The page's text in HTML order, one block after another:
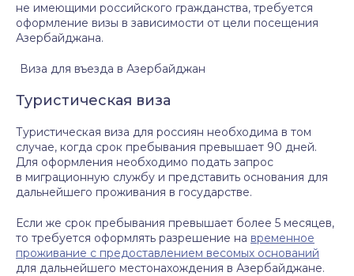
не имеющими российского гражданства, требуется
оформление визы в зависимости от цели посещения
Азербайджана.
Виза для въезда в Азербайджан
Туристическая виза
Туристическая виза для россиян необходима в том
случае, когда срок пребывания превышает 90 дней.
Для оформления необходимо подать запрос
в миграционную службу и представить основания для
дальнейшего проживания в государстве.
Если же срок пребывания превышает более 5 месяцев,
то требуется оформлять разрешение на временное
проживание с предоставлением весомых оснований
для дальнейшего местонахождения в Азербайджане.